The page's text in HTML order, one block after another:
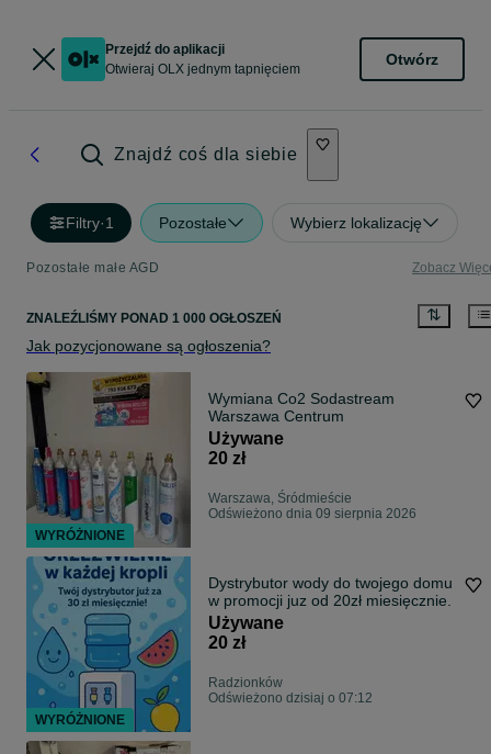
Przejdź do aplikacji
Otwieraj OLX jednym tapnięciem
Otwórz
Znajdź coś dla siebie
Filtry·1 Pozostałe Wybierz lokalizację
Pozostałe małe AGD Zobacz
ZNALEŹLIŚMY PONAD 1 000 OGŁOSZEŃ
Jak pozycjonowane są ogłoszenia?
Wymiana Co2 Sodastream
Warszawa Centrum
Używane
20 zł
Warszawa, Śródmieście
Odświeżono dnia 09 sierpnia 2026
Dystrybutor wody do twojego domu
w promocji juz od 20zł miesięcznie.
Używane
20 zł
Radzionków
Odświeżono dzisiaj o 07:12
WYRÓŻNIONE
WYRÓŻNIONE